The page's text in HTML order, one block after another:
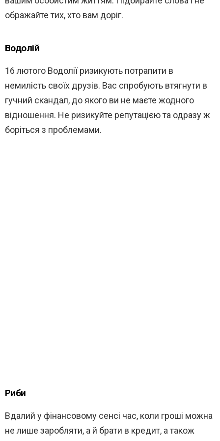
ображайте тих, хто вам доріг.
Водолій
16 лютого Водолії ризикують потрапити в
немилість своїх друзів. Вас спробують втягнути в
гучний скандал, до якого ви не маєте жодного
відношення. Не ризикуйте репутацією та одразу ж
боріться з проблемами.
Риби
Вдалий у фінансовому сенсі час, коли гроші можна
не лише заробляти, а й брати в кредит, а також